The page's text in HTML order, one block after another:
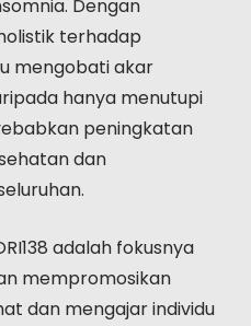
Dengan
terhadap
mengobati akar
hanya menutupi
peningkatan
dan
adalah fokusnya
mempromosikan
dan mengajar individu